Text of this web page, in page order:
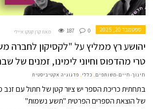
ספטמבר 20, 2025 187 0 מאת קרן קטקו איילי
יהושע רץ ממליץ על "לקסיקון לחברה
טרי מהדפוס וחיוני לימינו, זמנים של
חינוך-חיים-משותפים, כללי, פדגוגיה אקטיביסטית
בתחתית כריכת הספר יש ציור קטן של חתול עם
של הוצאת הספרים הפרטית "תשע נשמות"